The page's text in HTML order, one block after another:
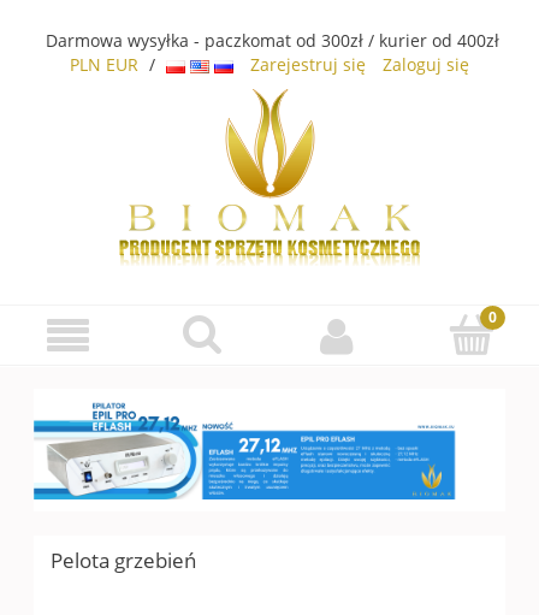
Darmowa wysyłka - paczkomat od 300zł / kurier od 400zł
PLN EUR / Zarejestruj się Zaloguj się
Pelota grzebień